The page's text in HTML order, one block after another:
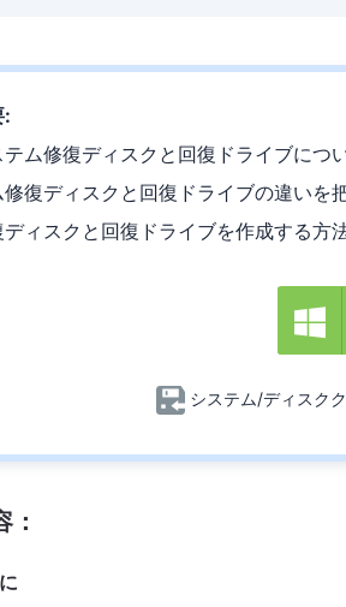
:
テム修復ディスクと回復ドライブにつ
修復ディスクと回復ドライブの違い
ィスクと回復ドライブを作成する方

システム/ディスク
：